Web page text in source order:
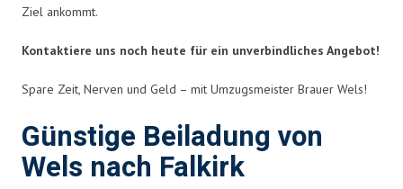
Ziel ankommt.
Kontaktiere uns noch heute für ein unverbindliches Angebot!
Spare Zeit, Nerven und Geld – mit Umzugsmeister Brauer Wels!
Günstige Beiladung von
Wels nach Falkirk